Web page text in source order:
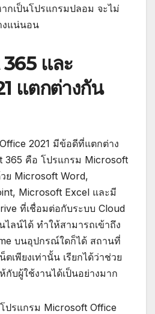
กเป็นโปรแกรมปลอม จะไม่
งแน่นอน
และ
แตกต่างกัน
2021 มีข้อดีที่แตกต่าง
365 คือ โปรแกรม Microsoft
ย Microsoft Word,
Microsoft Excel และมี
ที่เชื่อมต่อกับระบบ Cloud
ลน์ได้ ทำให้สามารถเข้าถึง
บนอุปกรณ์ใดก็ได้ สถานที่
เพียงเท่านั้น เรียกได้ว่าช่วย
บผู้ใช้งานได้เป็นอย่างมาก
ปรแกรม Microsoft Office